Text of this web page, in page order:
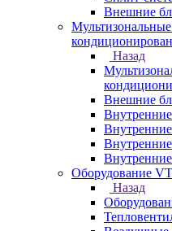
Внешние
Назад
Внешние
Оборудование
Назад